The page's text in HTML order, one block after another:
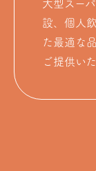
大型スー
設、個人
た最適な
ご提供い